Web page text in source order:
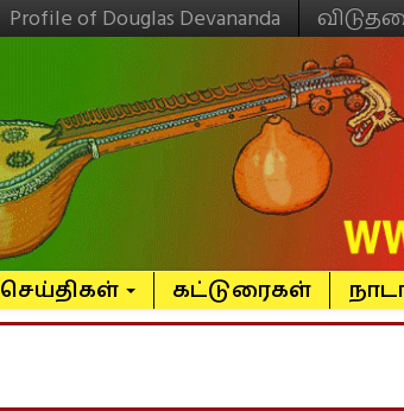
Profile of Douglas Devananda
செய்திகள் கட்டுரைகள்